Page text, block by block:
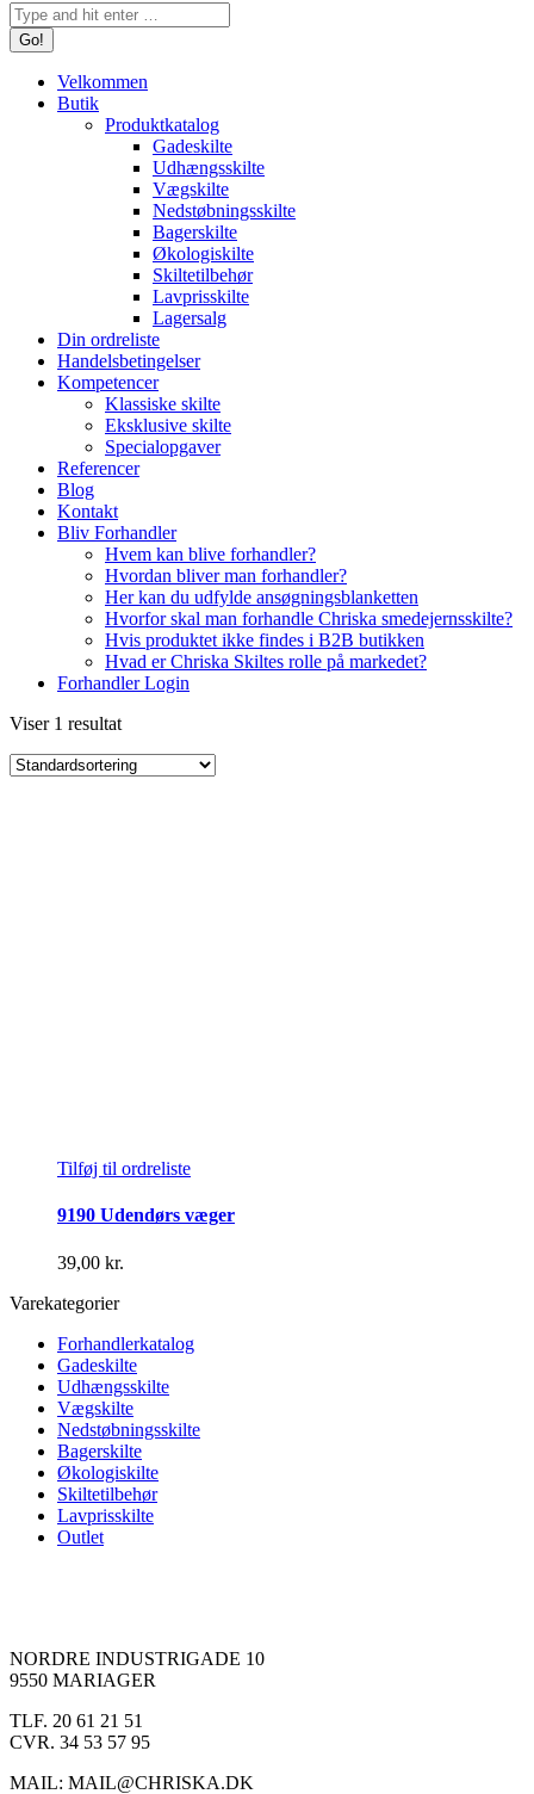
Search:
Velkommen
Butik
Produktkatalog
Gadeskilte
Udhængsskilte
Vægskilte
Nedstøbningsskilte
Bagerskilte
Økologiskilte
Skiltetilbehør
Lavprisskilte
Lagersalg
Din ordreliste
Handelsbetingelser
Kompetencer
Klassiske skilte
Eksklusive skilte
Specialopgaver
Referencer
Blog
Kontakt
Bliv Forhandler
Hvem kan blive forhandler?
Hvordan bliver man forhandler?
Her kan du udfylde ansøgningsblanketten
Hvorfor skal man forhandle Chriska smedejernsskilte?
Hvis produktet ikke findes i B2B butikken
Hvad er Chriska Skiltes rolle på markedet?
Forhandler Login
Viser 1 resultat
Tilføj til ordreliste
9190 Udendørs væger
39,00 kr.
Varekategorier
Forhandlerkatalog
Gadeskilte
Udhængsskilte
Vægskilte
Nedstøbningsskilte
Bagerskilte
Økologiskilte
Skiltetilbehør
Lavprisskilte
Outlet
NORDRE INDUSTRIGADE 10
9550 MARIAGER
TLF. 20 61 21 51
CVR. 34 53 57 95
MAIL: MAIL@CHRISKA.DK